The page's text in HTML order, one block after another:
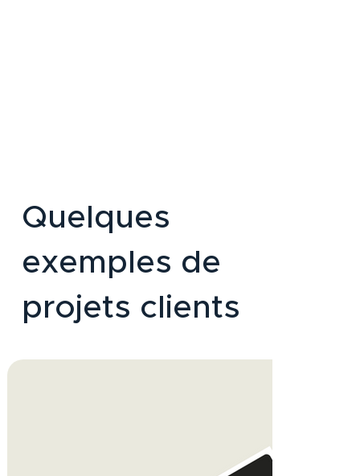
Quelques
exemples de
projets clients